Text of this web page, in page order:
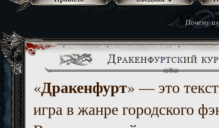
Почему
«Дракенфурт» — это
игра в жанре городского